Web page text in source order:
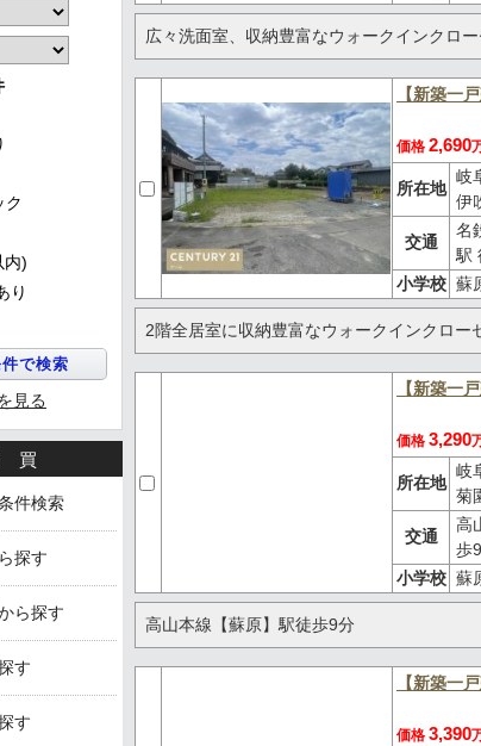
広々洗面室、収納豊富なウォークインクロ
【新築一
価格 2,690
所在地
岐
伊
交通
名
駅
小学校 蘇
2階全居室に収納豊富なウォークインクロー
【新築一
価格 3,290
所在地
岐
菊
交通
高
歩
小学校 蘇
高山本線【蘇原】駅徒歩9分
【新築一
価格 3,390
ク
内)
り
見る
買
件検索
探す
ら探す
す
す